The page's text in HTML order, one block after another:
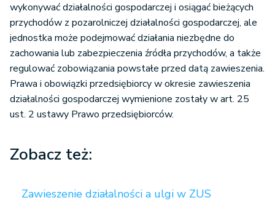
wykonywać działalności gospodarczej i osiągać bieżących
przychodów z pozarolniczej działalności gospodarczej, ale
jednostka może podejmować działania niezbędne do
zachowania lub zabezpieczenia źródła przychodów, a także
regulować zobowiązania powstałe przed datą zawieszenia.
Prawa i obowiązki przedsiębiorcy w okresie zawieszenia
działalności gospodarczej wymienione zostały w art. 25
ust. 2 ustawy Prawo przedsiębiorców.
Zobacz też:
Zawieszenie działalności a ulgi w ZUS